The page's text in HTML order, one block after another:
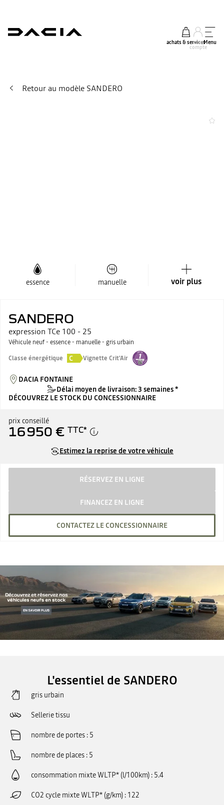
achats & services
mon
compte
Menu
Retour au modèle SANDERO
essence manuelle voir plus
SANDERO
expression TCe 100 - 25
Véhicule neuf - essence - manuelle - gris urbain
Classe énergétique
C Vignette Crit'Air
DACIA FONTAINE
Délai moyen de livraison: 3 semaines *
DÉCOUVREZ LE STOCK DU CONCESSIONNAIRE
prix conseillé
16 950 € TTC*
Estimez la reprise de votre véhicule
RÉSERVEZ EN LIGNE
FINANCEZ EN LIGNE
CONTACTEZ LE CONCESSIONNAIRE
L'essentiel de SANDERO
gris urbain
Sellerie tissu
nombre de portes 5
nombre de places 5
consommation mixte WLTP* (l/100km) 5.4
CO2 cycle mixte WLTP* (g/km) 122